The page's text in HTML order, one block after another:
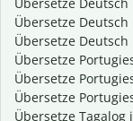
Übersetze Deutsch
Übersetze
Übersetze
Übersetze
Übersetze
Übersetze Tagalog